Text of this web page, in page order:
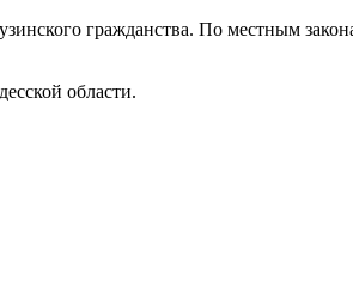
гражданства. По местным
области.